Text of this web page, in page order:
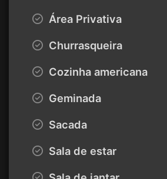
Área Privativa
Churrasqueira
Cozinha americana
Geminada
Sacada
Sala de estar